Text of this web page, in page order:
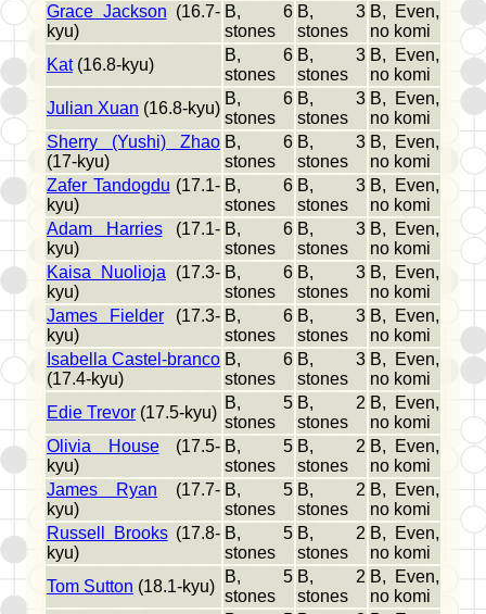
Grace Jackson (16.7-
kyu)
B, 6
stones
B, 3
stones
B, Even,
no komi
Kat(16.8-kyu)
B, 6
stones
B, 3
stones
B, Even,
no komi
Julian Xuan (16.8-kyu)
B, 6
stones
B, 3
stones
B, Even,
no komi
Sherry (Yushi) Zhao
(17-kyu)
B, 6
stones
B, 3
stones
B, Even,
no komi
Zafer Tandogdu (17.1-
kyu)
B, 6
stones
B, 3
stones
B, Even,
no komi
Adam Harries(17.1-
kyu)
B, 6
stones
B, 3
stones
B, Even,
no komi
Kaisa Nuolioja (17.3-
kyu)
B, 6
stones
B, 3
stones
B, Even,
no komi
James Fielder (17.3-
kyu)
B, 6
stones
B, 3
stones
B, Even,
no komi
Isabella Castel-branco
(17.4-kyu)
B, 6
stones
B, 3
stones
B, Even,
no komi
Edie Trevor (17.5-kyu)
B, 5
stones
B, 2
stones
B, Even,
no komi
Olivia House(17.5-
kyu)
B, 5
stones
B, 2
stones
B, Even,
no komi
James Ryan (17.7-
kyu)
B, 5
stones
B, 2
stones
B, Even,
no komi
Russell Brooks(17.8-
kyu)
B, 5
stones
B, 2
stones
B, Even,
no komi
Tom Sutton (18.1-kyu)
B, 5
stones
B, 2
stones
B, Even,
no komi